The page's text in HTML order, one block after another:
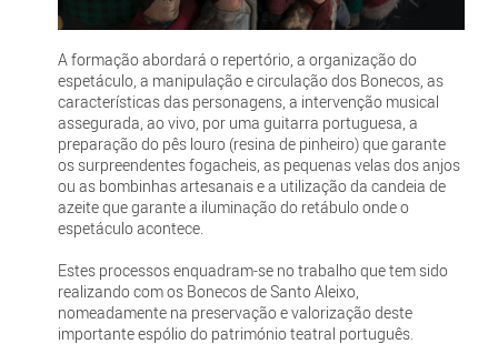
A formação abordará o repertório, a organização do
espetáculo, a manipulação e circulação dos Bonecos, as
características das personagens, a intervenção musical
assegurada, ao vivo, por uma guitarra portuguesa, a
preparação do pês louro (resina de pinheiro) que garante
os surpreendentes fogacheis, as pequenas velas dos anjos
ou as bombinhas artesanais e a utilização da candeia de
azeite que garante a iluminação do retábulo onde o
espetáculo acontece.
Estes processos enquadram-se no trabalho que tem sido
realizando com os Bonecos de Santo Aleixo,
nomeadamente na preservação e valorização deste
importante espólio do património teatral português.